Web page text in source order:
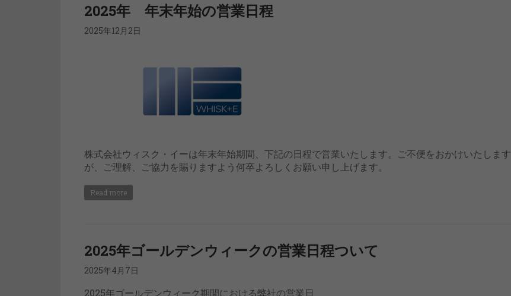
2025年 年末年始の営業日程
2025年12月2日
株式会社ウィスク・イーは年末年始期間、下記の日程で営業いたします。ご不便をおかけいたします
が、ご理解、ご協力を賜りますよう何卒よろしくお願い申し上げます。
Read more
2025年ゴールデンウィークの営業日程ついて
2025年4月7日
2025年ゴールデンウィーク期間における弊社の営業日